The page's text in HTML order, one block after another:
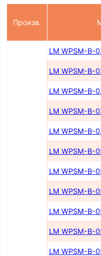
Произв.
LM WPSM-B-
LM WPSM-B-
LM WPSM-B-
LM WPSM-B-
LM WPSM-B-
LM WPSM-B-
LM WPSM-B-
LM WPSM-B-
LM WPSM-B-
LM WPSM-B-
LM WPSM-B-